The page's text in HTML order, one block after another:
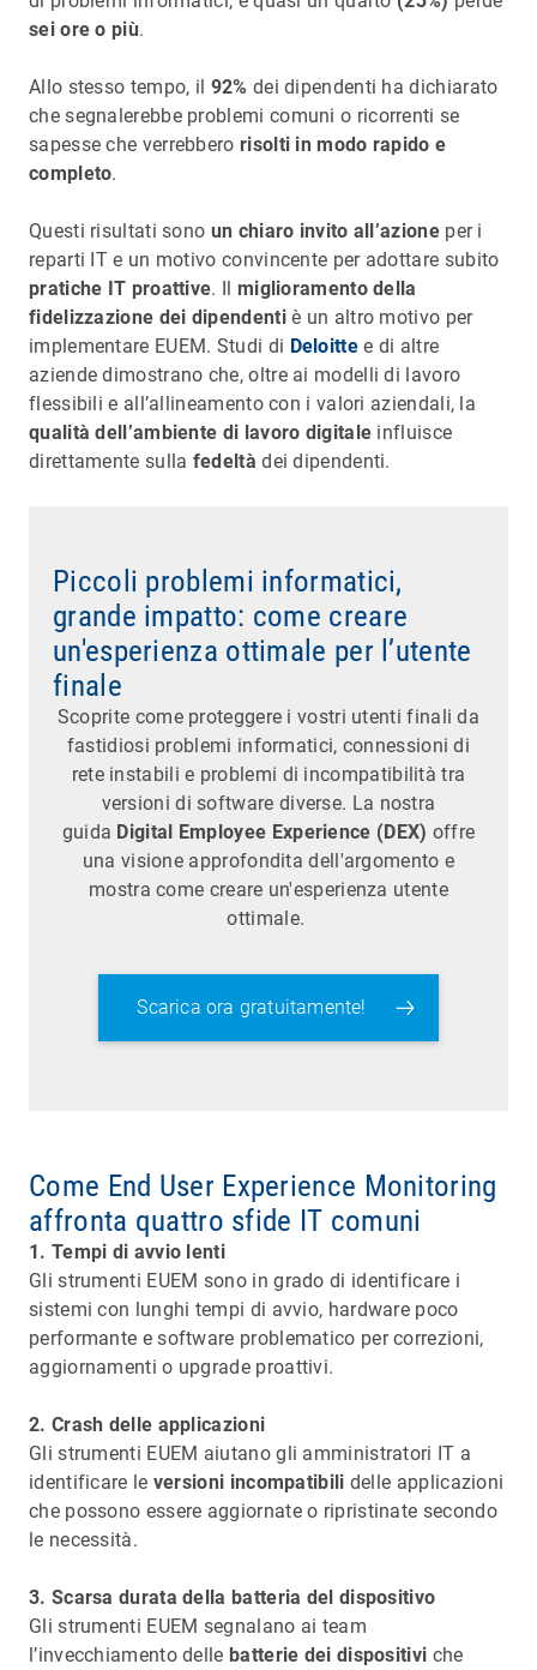
sei ore o più.
Allo stesso tempo, il 92% dei dipendenti ha dichiarato
che segnalerebbe problemi comuni o ricorrenti se
sapesse che verrebbero risolti in modo rapido e
completo.
Questi risultati sono un chiaro invito all’azioneper i
reparti IT e un motivo convincente per adottare subito
pratiche IT proattive. Il miglioramento della
fidelizzazione dei dipendentiè un altro motivo per
implementare EUEM. Studi di Deloittee di altre
aziende dimostrano che, oltre ai modelli di lavoro
flessibili e all’allineamento con i valori aziendali, la
qualità dell’ambiente di lavoro digitale influisce
direttamente sulla fedeltà dei dipendenti.
Piccoli problemi informatici,
grande impatto: come creare
un'esperienza ottimale per l’utente
finale
Scoprite come proteggere i vostri utenti finali da
fastidiosi problemi informatici, connessioni di
rete instabili e problemi di incompatibilità tra
versioni di software diverse. La nostra
guida Digital Employee Experience (DEX) offre
una visione approfondita dell'argomento e
mostra come creare un'esperienza utente
ottimale.
Scarica ora gratuitamente!
Come End User Experience Monitoring
affronta quattro sfide IT comuni
1. Tempi di avvio lenti
Gli strumenti EUEM sono in grado di identificare i
sistemi con lunghi tempi di avvio, hardware poco
performante e software problematico per correzioni,
aggiornamenti o upgrade proattivi.
2. Crash delle applicazioni
Gli strumenti EUEM aiutano gli amministratori IT a
identificare le versioni incompatibili delle applicazioni
che possono essere aggiornate o ripristinate secondo
le necessità.
3. Scarsa durata della batteria del dispositivo
Gli strumenti EUEM segnalano ai team
l’invecchiamento delle batterie dei dispositivi che